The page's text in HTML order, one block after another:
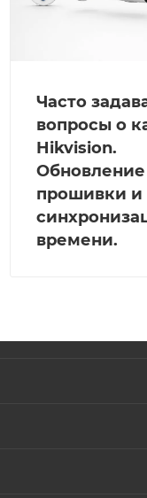
Часто
вопросы о
Hikvision.
Обновление
прошивки и
времени.